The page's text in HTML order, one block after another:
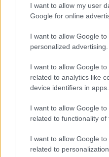
I want to allow my user
Google for online
I want to allow Google to
personalized advertising.
I want to allow Google
related to analytics like
device identifiers in apps.
I want to allow Google
related to functionality of
I want to allow Google
related to personalization.